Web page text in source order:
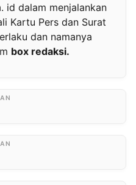
id dalam menjalankan
Kartu Pers dan Surat
dan namanya
box redaksi.